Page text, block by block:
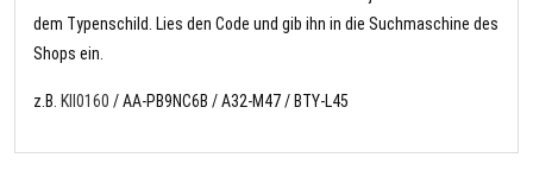
dem Typenschild. Lies den Code und gib ihn in die Suchmaschine des
Shops ein.
z.B. KII0160 / AA-PB9NC6B / A32-M47 / BTY-L45